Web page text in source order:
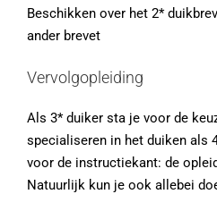
Beschikken over het 2*
ander brevet
Vervolgopleiding
Als 3* duiker sta je voor de
specialiseren in het duiken als
voor de instructiekant: de
Natuurlijk kun je ook allebei